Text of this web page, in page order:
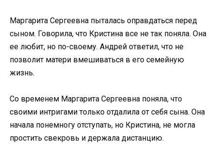
Маргарита Сергеевна пыталась оправдаться перед
сыном. Говорила, что Кристина все не так поняла. Она
ее любит, но по-своему. Андрей ответил, что не
позволит матери вмешиваться в его семейную
жизнь.
Со временем Маргарита Сергеевна поняла, что
своими интригами только отдалила от себя сына. Она
начала понемногу отступать, но Кристина, не могла
простить свекровь и держала дистанцию.